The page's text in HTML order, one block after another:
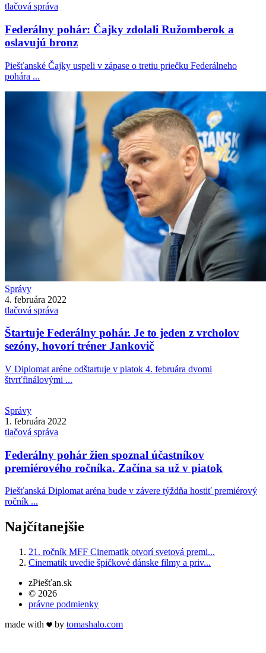
tlačová správa
Federálny pohár: Čajky zdolali Ružomberok a
oslavujú bronz
Piešťanské Čajky uspeli v zápase o tretiu priečku Federálneho
pohára ...
Správy
4. februára 2022
tlačová správa
Štartuje Federálny pohár. Je to jeden z vrcholov
sezóny, hovorí tréner Jankovič
V Diplomat aréne odštartuje v piatok 4. februára dvomi
štvrťfinálovými ...
Správy
1. februára 2022
tlačová správa
Federálny pohár žien spoznal účastníkov
premiérového ročníka. Začína sa už v piatok
Piešťanská Diplomat aréna bude v závere týždňa hostiť premiérový
ročník ...
Najčítanejšie
21. ročník MFF Cinematik otvorí svetová premi...
Cinematik uvedie špičkové dánske filmy a priv...
zPiešťan.sk
© 2026
právne podmienky
made with
by tomashalo.com